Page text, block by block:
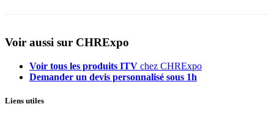
Voir aussi sur CHRExpo
Voir tous les produits ITV chez CHRExpo
Demander un devis personnalisé sous 1h
Liens utiles